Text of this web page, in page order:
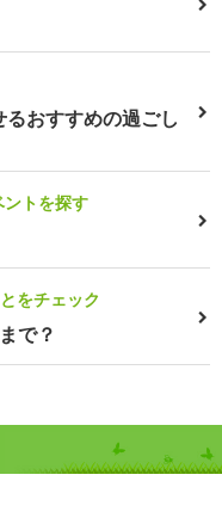
おすすめの過ごし
ントを探す
をチェック
で？